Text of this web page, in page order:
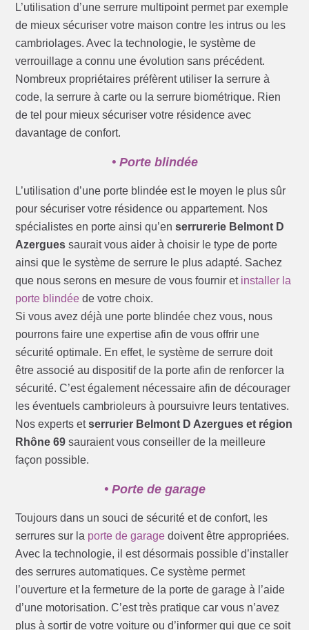
L’utilisation d’une serrure multipoint permet par exemple
de mieux sécuriser votre maison contre les intrus ou les
cambriolages. Avec la technologie, le système de
verrouillage a connu une évolution sans précédent.
Nombreux propriétaires préfèrent utiliser la serrure à
code, la serrure à carte ou la serrure biométrique. Rien
de tel pour mieux sécuriser votre résidence avec
davantage de confort.
• Porte blindée
L’utilisation d’une porte blindée est le moyen le plus sûr
pour sécuriser votre résidence ou appartement. Nos
spécialistes en porte ainsi qu’enserrurerie Belmont D
Azergues saurait vous aider à choisir le type de porte
ainsi que le système de serrure le plus adapté. Sachez
que nous serons en mesure de vous fournir et installer la
porte blindée de votre choix.
Si vous avez déjà une porte blindée chez vous, nous
pourrons faire une expertise afin de vous offrir une
sécurité optimale. En effet, le système de serrure doit
être associé au dispositif de la porte afin de renforcer la
sécurité. C’est également nécessaire afin de décourager
les éventuels cambrioleurs à poursuivre leurs tentatives.
Nos experts etserrurier Belmont D Azergues et région
Rhône 69 sauraient vous conseiller de la meilleure
façon possible.
• Porte de garage
Toujours dans un souci de sécurité et de confort, les
serrures sur la porte de garage doivent être appropriées.
Avec la technologie, il est désormais possible d’installer
des serrures automatiques. Ce système permet
l’ouverture et la fermeture de la porte de garage à l’aide
d’une motorisation. C’est très pratique car vous n’avez
plus à sortir de votre voiture ou d’informer qui que ce soit